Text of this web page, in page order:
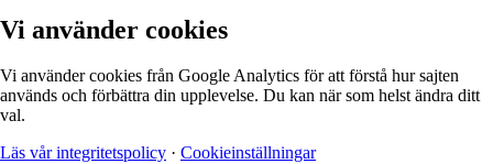
Vi använder cookies
Vi använder cookies från Google Analytics för att förstå hur sajten
används och förbättra din upplevelse. Du kan när som helst ändra ditt
val.
Läs vår integritetspolicy · Cookieinställningar